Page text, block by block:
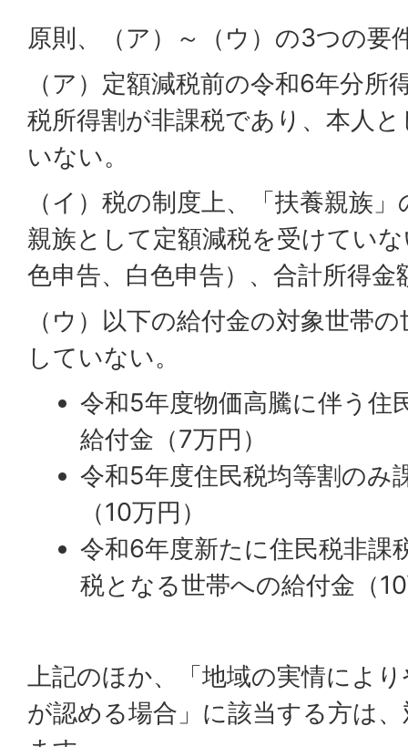
原則、（ア）～（ウ）の3つの要
（ア）定額減税前の令和6年分所
税所得割が非課税であり、本人
いない。
（イ）税の制度上、「扶養親族
親族として定額減税を受けてい
色申告、白色申告）、合計所得
（ウ）以下の給付金の対象世帯
していない。
令和5年度物価高騰に伴う住
給付金（7万円）
令和5年度住民税均等割のみ
（10万円）
令和6年度新たに住民税非課
税となる世帯への給付金（
上記のほか、「地域の実情によ
が認める場合」に該当する方は